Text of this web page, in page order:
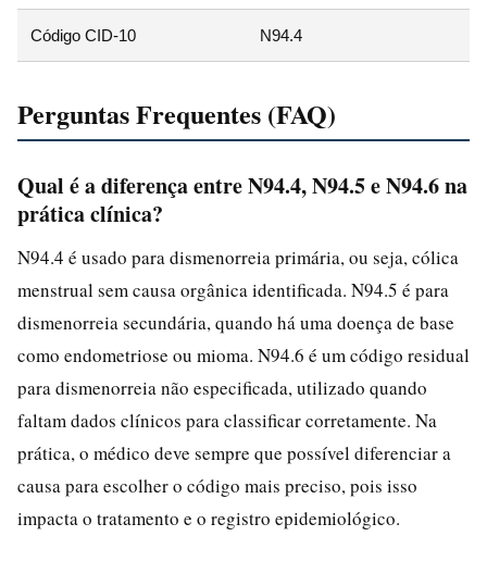
Código CID-10 N94.4
Perguntas Frequentes (FAQ)
Qual é a diferença entre N94.4, N94.5 e N94.6 na
prática clínica?
N94.4 é usado para dismenorreia primária, ou seja, cólica
menstrual sem causa orgânica identificada. N94.5 é para
dismenorreia secundária, quando há uma doença de base
como endometriose ou mioma. N94.6 é um código residual
para dismenorreia não especificada, utilizado quando
faltam dados clínicos para classificar corretamente. Na
prática, o médico deve sempre que possível diferenciar a
causa para escolher o código mais preciso, pois isso
impacta o tratamento e o registro epidemiológico.